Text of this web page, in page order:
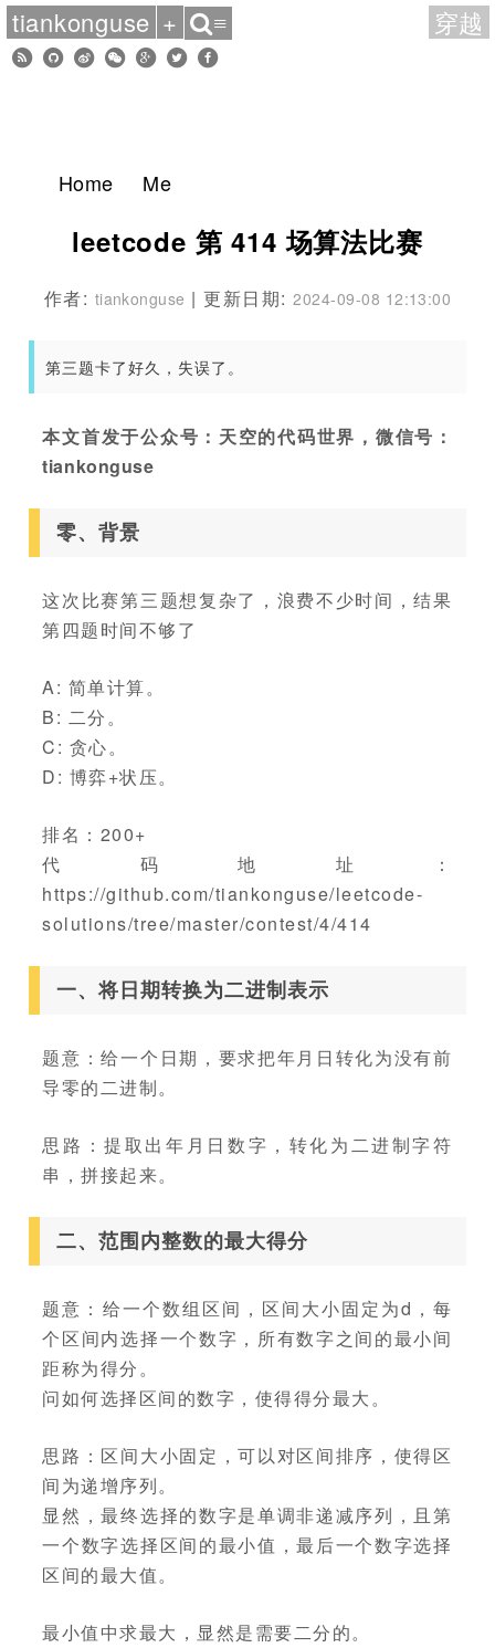
Home Me
leetcode 第 414 场算法比赛
作者: tiankonguse | 更新日期:2024-09-08 12:13:00
第三题卡了好久，失误了。
本文首发于公众号：天空的代码世界，微信号：
tiankonguse
零、背景
这次比赛第三题想复杂了，浪费不少时间，结果
第四题时间不够了
A: 简单计算。
B: 二分。
C: 贪心。
D: 博弈+状压。
排名：200+
代码地址：
https://github.com/tiankonguse/leetcode-
solutions/tree/master/contest/4/414
一、将日期转换为二进制表示
题意：给一个日期，要求把年月日转化为没有前
导零的二进制。
思路：提取出年月日数字，转化为二进制字符
串，拼接起来。
二、范围内整数的最大得分
题意：给一个数组区间，区间大小固定为d，每
个区间内选择一个数字，所有数字之间的最小间
距称为得分。
问如何选择区间的数字，使得得分最大。
思路：区间大小固定，可以对区间排序，使得区
间为递增序列。
显然，最终选择的数字是单调非递减序列，且第
一个数字选择区间的最小值，最后一个数字选择
区间的最大值。
最小值中求最大，显然是需要二分的。
tiankonguse + ≡ 穿越